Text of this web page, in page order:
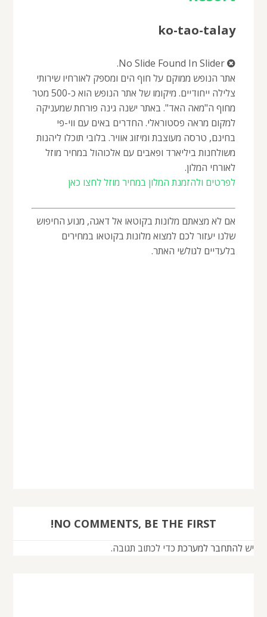
ko-tao-talay
No Slide Found In Slider.
אתר הנופש ממוקם על חוף הים ומספק לאורחיו שירותי
צלילה ייחודיים. מיקומו של אתר הנופש הוא כ-500 מטר
מחוף ה"מאה האד". באתר ישנה גינה פורחת שמעניקה
למקום מראה פסטוראלי. החדרים באים עם ווי-פי
בחינם, טרסה מעוצבת ומיזוג אוויר. בלובי תוכלו ליהנות
משולחנות ביליארד ופאבים עם אלכוהול במחיר מוזל
לאורחי המלון.
לפרטים ולהזמנת המלון במחיר מוזל לחצו כאן
אם לא מצאתם מלונות בקוטאו אל דאגה, מנוע החיפוש
שלנו יעזור לכם למצוא מלונות בקוטאו במחירים
בלעדיים לגולשי האתר.
NO COMMENTS, BE THE FIRST!
ישלהתחבר למערכת כדי לכתוב תגובה.